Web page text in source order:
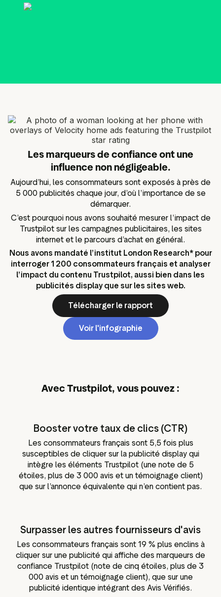
Widgets
Les marqueurs de confiance ont une
influence non négligeable.
Aujourd’hui, les consommateurs sont exposés à près de
5 000 publicités chaque jour, d’où l’importance de se
démarquer.
C’est pourquoi nous avons souhaité mesurer l’impact de
Trustpilot sur les campagnes publicitaires, les sites
internet et le parcours d’achat en général.
Nous avons mandaté l’institut London Research* pour
interroger 1 200 consommateurs français et analyser
l’impact du contenu Trustpilot, aussi bien dans les
publicités display que sur les sites web.
Télécharger le rapport
Voir l'infographie
Avec Trustpilot, vous pouvez :
Booster votre taux de clics (CTR)
Les consommateurs français sont 5,5 fois plus
susceptibles de cliquer sur la publicité display qui
intègre les éléments Trustpilot (une note de 5
étoiles, plus de 3 000 avis et un témoignage client)
que sur l’annonce équivalente qui n’en contient pas.
Surpasser les autres fournisseurs d'avis
Les consommateurs français sont 19 % plus enclins à
cliquer sur une publicité qui affiche des marqueurs de
confiance Trustpilot (note de cinq étoiles, plus de 3
000 avis et un témoignage client), que sur une
publicité identique intégrant des Avis Vérifiés.